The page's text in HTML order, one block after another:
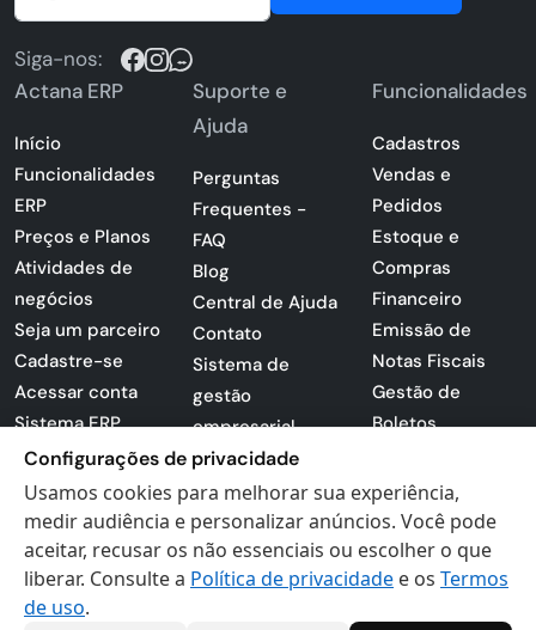
Siga-nos:
Actana ERP
Início
Funcionalidades
ERP
Preços e Planos
Atividades de
negócios
Seja um parceiro
Cadastre-se
Acessar conta
Sistema ERP
Apresentação
PDF
Loja -
Certificados
Digitais
Suporte e
Ajuda
Perguntas
Frequentes -
FAQ
Blog
Central de Ajuda
Contato
Sistema de
gestão
empresarial
Sistema para
lojas
Preferências de
cookies
Politica de
Funcionalidades
Cadastros
Vendas e
Pedidos
Estoque e
Compras
Financeiro
Emissão de
Notas Fiscais
Gestão de
Boletos
Configurações de privacidade
Usamos cookies para melhorar sua experiência,
medir audiência e personalizar anúncios. Você pode
aceitar, recusar os não essenciais ou escolher o que
liberar. Consulte a Política de privacidade e os Termos
de uso.